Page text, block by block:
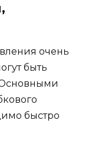
очень
быть
Основными
быстро